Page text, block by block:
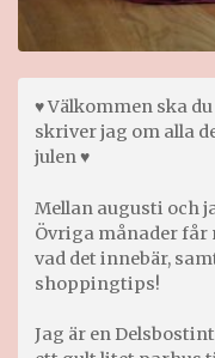
♥ Välkommen ska
skriver jag om alla
julen ♥
Mellan augusti och
Övriga månader får
vad det innebär,
shoppingtips!
Jag är en